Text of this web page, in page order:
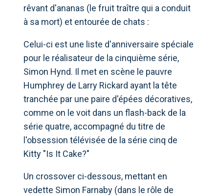
rêvant d'ananas (le fruit traître qui a conduit
à sa mort) et entourée de chats :
Celui-ci est une liste d'anniversaire spéciale
pour le réalisateur de la cinquième série,
Simon Hynd. Il met en scène le pauvre
Humphrey de Larry Rickard ayant la tête
tranchée par une paire d'épées décoratives,
comme on le voit dans un flash-back de la
série quatre, accompagné du titre de
l'obsession télévisée de la série cinq de
Kitty "Is It Cake?"
Un crossover ci-dessous, mettant en
vedette Simon Farnaby (dans le rôle de